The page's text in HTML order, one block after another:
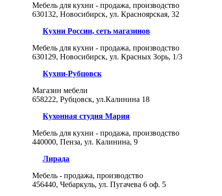
Мебель для кухни - продажа, производство
630132, Новосибирск, ул. Красноярская, 32
Кухни России, сеть магазинов
Мебель для кухни - продажа, производство
630129, Новосибирск, ул. Красных Зорь, 1/3
Кухни-Рубцовск
Магазин мебели
658222, Рубцовск, ул.Калинина 18
Кухонная студия Мария
Мебель для кухни - продажа, производство
440000, Пенза, ул. Калинина, 9
Лирада
Мебель - продажа, производство
456440, Чебаркуль, ул. Пугачева 6 оф. 5